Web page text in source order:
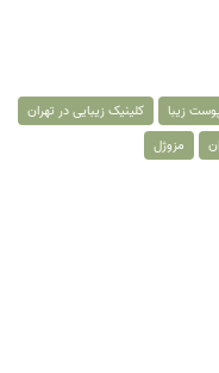
پوست زیبا
کلینیک زیبایی در تهران
مزوژل